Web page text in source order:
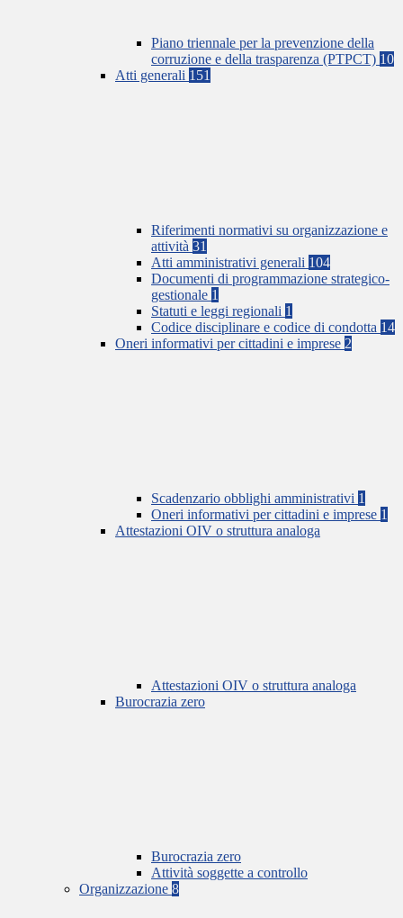
Piano triennale per la prevenzione della
corruzione e della trasparenza (PTPCT) 10
Atti generali 151
Riferimenti normativi su organizzazione e
attività 31
Atti amministrativi generali 104
Documenti di programmazione strategico-
gestionale 1
Statuti e leggi regionali 1
Codice disciplinare e codice di condotta 14
Oneri informativi per cittadini e imprese 2
Scadenzario obblighi amministrativi 1
Oneri informativi per cittadini e imprese 1
Attestazioni OIV o struttura analoga
Attestazioni OIV o struttura analoga
Burocrazia zero
Burocrazia zero
Attività soggette a controllo
Organizzazione 8